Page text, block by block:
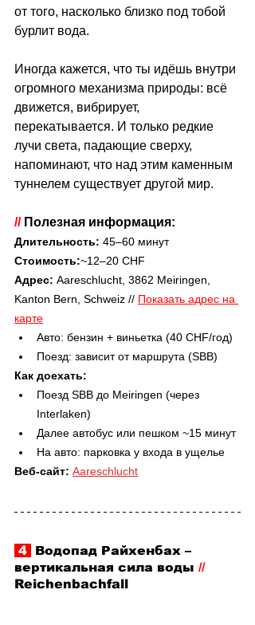
от того, насколько близко под тобой
бурлит вода.
Иногда кажется, что ты идёшь внутри
огромного механизма природы: всё
движется, вибрирует,
перекатывается. И только редкие
лучи света, падающие сверху,
напоминают, что над этим каменным
туннелем существует другой мир.
// Полезная информация:
Длительность: 45–60 минут
Стоимость:~12–20 CHF
Адрес: Aareschlucht, 3862 Meiringen,
Kanton Bern, Schweiz // Показать адрес на
карте
Авто: бензин + виньетка (40 CHF/год)
Поезд: зависит от маршрута (SBB)
Как доехать:
Поезд SBB до Meiringen (через
Interlaken)
Далее автобус или пешком ~15 минут
На авто: парковка у входа в ущелье
Веб-сайт: Aareschlucht
4 Водопад Райхенбах –
вертикальная сила воды //
Reichenbachfall